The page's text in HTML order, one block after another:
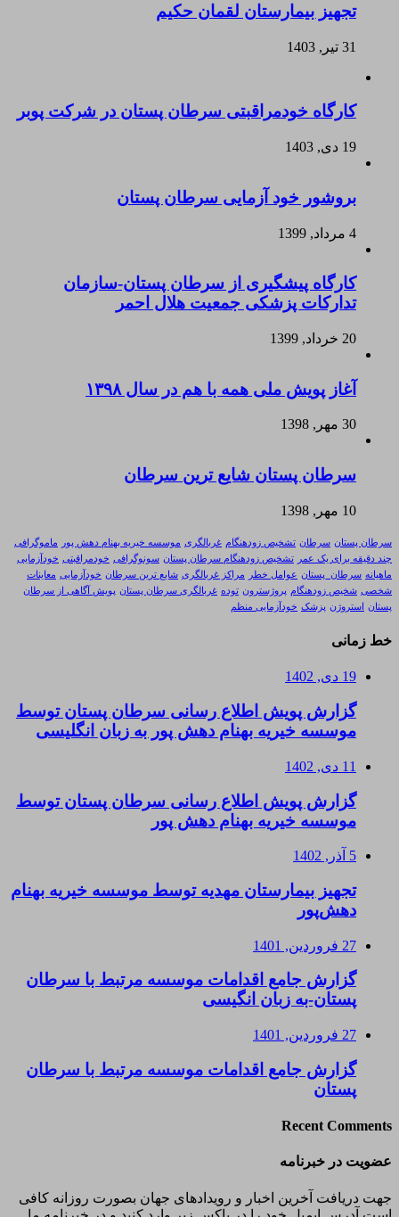
تجهیز بیمارستان لقمان حکیم
31 تیر, 1403
کارگاه خودمراقبتی سرطان پستان در شرکت پوبر
19 دی, 1403
بروشور خود آزمایی سرطان پستان
4 مرداد, 1399
کارگاه پیشگیری از سرطان پستان-سازمان
تدارکات پزشکی جمعیت هلال احمر
20 خرداد, 1399
آغاز پویش ملی همه با هم در سال ۱۳۹۸
30 مهر, 1398
سرطان پستان شایع ترین سرطان
10 مهر, 1398
سرطان پستان سرطان تشخیص زودهنگام غربالگری موسسه خیریه بهنام دهش پور
ماموگرافی
چند دقیقه برای یک عمر
تشخیص زودهنگام سرطان پستان سونوگرافی خودمراقبتی خودآزمایی
ماهیانه سرطان_پستان عوامل خطر مراکز غربالگری شایع ترین سرطان خودآزمایی معاینات
شخصی شخیص زودهنگام پروژسترون توده غربالگری سرطان پستان پویش آگاهی از سرطان
پستان
استروژن پزشک خودآزمایی منظم
خط زمانی
19 دی, 1402
گزارش پویش اطلاع رسانی سرطان پستان توسط
موسسه خیریه بهنام دهش پور به زبان انگلیسی
11 دی, 1402
گزارش پویش اطلاع رسانی سرطان پستان توسط
موسسه خیریه بهنام دهش پور
5 آذر, 1402
تجهیز بیمارستان مهدیه توسط موسسه خیریه بهنام
دهش‌پور
27 فروردین, 1401
گزارش جامع اقدامات موسسه مرتبط با سرطان
پستان-به زبان انگیسی
27 فروردین, 1401
گزارش جامع اقدامات موسسه مرتبط با سرطان
پستان
Recent Comments
عضویت در خبرنامه
جهت دریافت آخرین اخبار و رویدادهای جهان بصورت روزانه کافی